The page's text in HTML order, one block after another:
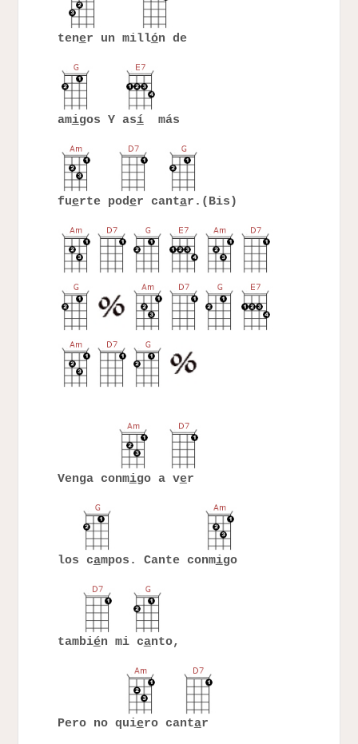
tener un millón de
amigos Y asímás
fuerte poder cantar.(Bis)
Venga conmigo a ver
los campos. Cante conmigo
también mi canto,
Pero no quiero cantar